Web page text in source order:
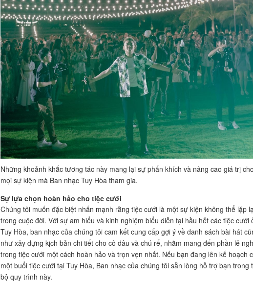
Những khoảnh khắc tương tác này mang lại sự phấn khích và nâng cao giá trị
mọi sự kiện mà Ban nhạc Tuy Hòa tham gia.
Sự lựa chọn hoàn hảo cho tiệc cưới
Chúng tôi muốn đặc biệt nhấn mạnh rằng tiệc cưới là một sự kiện không thể lặp
trong cuộc đời. Với sự am hiểu và kinh nghiệm biểu diễn tại hầu hết các tiệc cưới
Tuy Hòa, ban nhạc của chúng tôi cam kết cung cấp gợi ý về danh sách bài hát
như xây dựng kịch bản chi tiết cho cô dâu và chú rể, nhằm mang đến phần lễ
trong tiệc cưới một cách hoàn hảo và trọn vẹn nhất. Nếu bạn đang lên kế hoạch
một buổi tiệc cưới tại Tuy Hòa, Ban nhạc của chúng tôi sẵn lòng hỗ trợ bạn trong
bộ quy trình này.